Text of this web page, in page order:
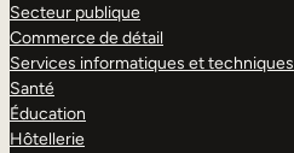
Secteur publique
Commerce de détail
Services informatiques et techniques
Santé
Éducation
Hôtellerie